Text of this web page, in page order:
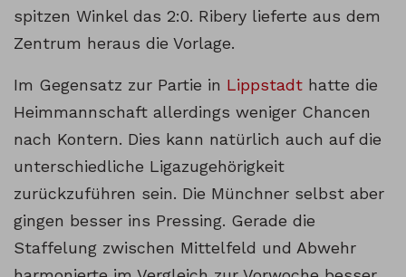
spitzen Winkel das 2:0. Ribery lieferte aus dem
Zentrum heraus die Vorlage.
Im Gegensatz zur Partie in Lippstadt hatte die
Heimmannschaft allerdings weniger Chancen
nach Kontern. Dies kann natürlich auch auf die
unterschiedliche Ligazugehörigkeit
zurückzuführen sein. Die Münchner selbst aber
gingen besser ins Pressing. Gerade die
Staffelung zwischen Mittelfeld und Abwehr